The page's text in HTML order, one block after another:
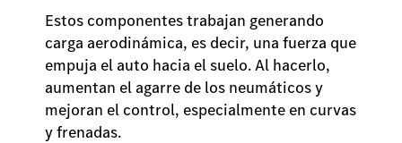
Estos componentes trabajan generando
carga aerodinámica, es decir, una fuerza que
empuja el auto hacia el suelo. Al hacerlo,
aumentan el agarre de los neumáticos y
mejoran el control, especialmente en curvas
y frenadas.